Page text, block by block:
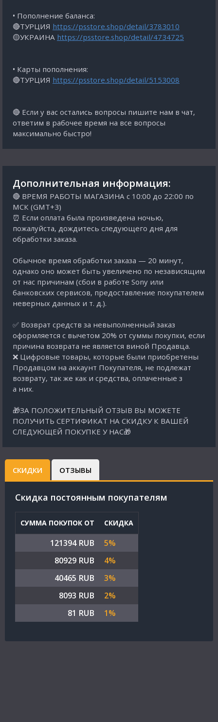
• Пополнение баланса:
🔴ТУРЦИЯ https://psstore.shop/detail/3783010
🟡УКРАИНА https://psstore.shop/detail/4734725
• Карты пополнения:
🔴ТУРЦИЯ https://psstore.shop/detail/5153008
🔴 Если у вас остались вопросы пишите нам в чат,
ответим в рабочее время на все вопросы
максимально быстро!
Дополнительная информация:
🔴 ВРЕМЯ РАБОТЫ МАГАЗИНА с 10:00 до 22:00 по
МСК (GMT+3)
⏰ Если оплата была произведена ночью,
пожалуйста, дождитесь следующего дня для
обработки заказа.
Обычное время обработки заказа — 20 минут,
однако оно может быть увеличено по независящим
от нас причинам (сбои в работе Sony или
банковских сервисов, предоставление покупателем
неверных данных и т. д.).
✅ Возврат средств за невыполненный заказ
оформляется с вычетом 20% от суммы покупки, если
причина возврата не является виной Продавца.
❌ Цифровые товары, которые были приобретены
Продавцом на аккаунт Покупателя, не подлежат
возврату, так же как и средства, оплаченные з
а них.
🎁ЗА ПОЛОЖИТЕЛЬНЫЙ ОТЗЫВ ВЫ МОЖЕТЕ
ПОЛУЧИТЬ СЕРТИФИКАТ НА СКИДКУ К ВАШЕЙ
СЛЕДУЮЩЕЙ ПОКУПКЕ У НАС🎁
СКИДКИ ОТЗЫВЫ
Cкидка постоянным покупателям
СУММА ПОКУПОК ОТ СКИДКА
121394 RUB
5%
80929 RUB
4%
40465 RUB
3%
8093 RUB
2%
81 RUB
1%